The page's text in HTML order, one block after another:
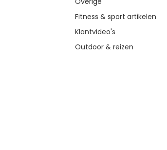
Fitness & sport artikelen
Klantvideo's
Outdoor & reizen